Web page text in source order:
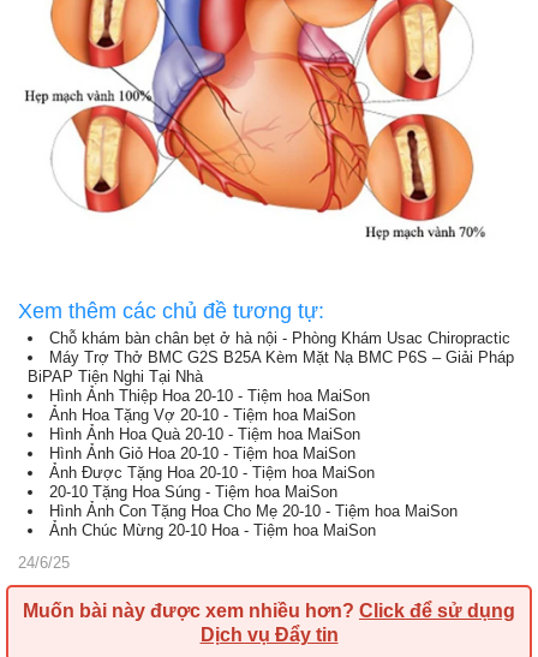
Xem thêm các chủ đề tương tự:
Chỗ khám bàn chân bẹt ở hà nội - Phòng Khám Usac Chiropractic
Máy Trợ Thở BMC G2S B25A Kèm Mặt Nạ BMC P6S – Giải Pháp
BiPAP Tiện Nghi Tại Nhà
Hình Ảnh Thiệp Hoa 20-10 - Tiệm hoa MaiSon
Ảnh Hoa Tặng Vợ 20-10 - Tiệm hoa MaiSon
Hình Ảnh Hoa Quà 20-10 - Tiệm hoa MaiSon
Hình Ảnh Giỏ Hoa 20-10 - Tiệm hoa MaiSon
Ảnh Được Tặng Hoa 20-10 - Tiệm hoa MaiSon
20-10 Tặng Hoa Súng - Tiệm hoa MaiSon
Hình Ảnh Con Tặng Hoa Cho Mẹ 20-10 - Tiệm hoa MaiSon
Ảnh Chúc Mừng 20-10 Hoa - Tiệm hoa MaiSon
24/6/25
Muốn bài này được xem nhiều hơn? Click để sử dụng
Dịch vụ Đẩy tin